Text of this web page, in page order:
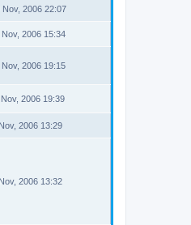
Nov, 2006 22:07
Nov, 2006 15:34
Nov, 2006 19:15
2006 19:39
2006 13:29
2006 13:32